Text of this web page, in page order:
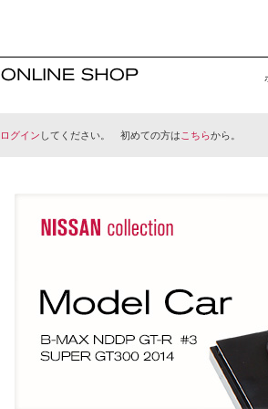
ログインしてください。 初めての方はこちらから。